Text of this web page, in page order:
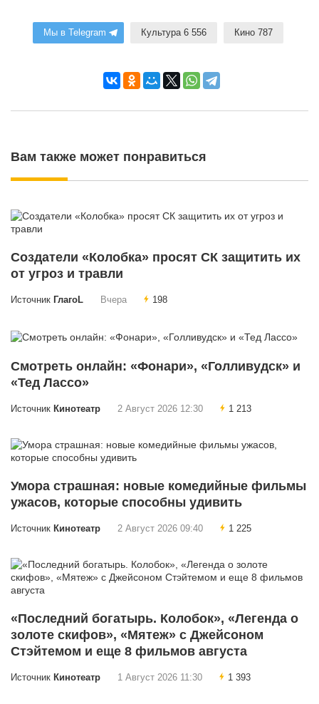
Мы в Telegram Культура 6 556 Кино 787
Вам также может понравиться
Создатели «Колобка» просят СК защитить их
от угроз и травли
Источник ГлагоL Вчера 198
Смотреть онлайн: «Фонари», «Голливудск» и
«Тед Лассо»
Источник Кинотеатр 2 Август 2026 12:30 1 213
Умора страшная: новые комедийные фильмы
ужасов, которые способны удивить
Источник Кинотеатр 2 Август 2026 09:40 1 225
«Последний богатырь. Колобок», «Легенда о
золоте скифов», «Мятеж» с Джейсоном
Стэйтемом и еще 8 фильмов августа
Источник Кинотеатр 1 Август 2026 11:30 1 393